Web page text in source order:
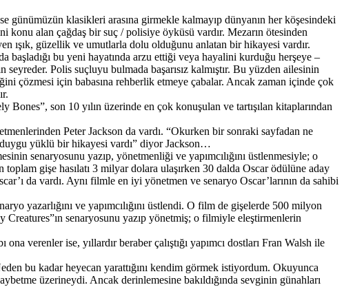
günümüzün klasikleri arasına girmekle kalmayıp dünyanın her köşesindeki
konu alan çağdaş bir suç / polisiye öyküsü vardır. Mezarın ötesinden
ışık, güzellik ve umutlarla dolu olduğunu anlatan bir hikayesi vardır.
başladığı bu yeni hayatında arzu ettiği veya hayalini kurduğu herşeye –
Polis suçluyu bulmada başarısız kalmıştır. Bu yüzden ailesinin
çözmesi için babasına rehberlik etmeye çabalar. Ancak zaman içinde çok
Bones”, son 10 yılın üzerinde en çok konuşulan ve tartışılan kitaplarından
Peter Jackson da vardı. “Okurken bir sonraki sayfadan ne
yüklü bir hikayesi vardı” diyor Jackson…
senaryosunu yazıp, yönetmenliği ve yapımcılığını üstlenmesiyle; o
gişe hasılatı 3 milyar dolara ulaşırken 30 dalda Oscar ödülüne aday
da vardı. Aynı filmle en iyi yönetmen ve senaryo Oscar’larının da sahibi
yazarlığını ve yapımcılığını üstlendi. O film de gişelerde 500 milyon
senaryosunu yazıp yönetmiş; o filmiyle eleştirmenlerin
verenler ise, yıllardır beraber çalıştığı yapımcı dostları Fran Walsh ile
bu kadar heyecan yarattığını kendim görmek istiyordum. Okuyunca
üzerineydi. Ancak derinlemesine bakıldığında sevginin günahları